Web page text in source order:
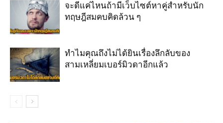
จะดีแค่ไหนถ้ามีเว็บไซต์หาคู่สำหรับนัก
ทฤษฎีสมคบคิดล้วน ๆ
ทำไมคุณถึงไม่ได้ยินเรื่องลึกลับของ
สามเหลี่ยมเบอร์มิวดาอีกแล้ว